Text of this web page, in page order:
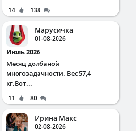
14 138
Марусичка
01-08-2026
Июль 2026
Месяц долбаной
многозадачности. Вес 57,4
кг.Вот...
11 80
Ирина Макс
02-08-2026